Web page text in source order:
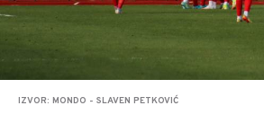
IZVOR: MONDO - SLAVEN PETKOVIĆ